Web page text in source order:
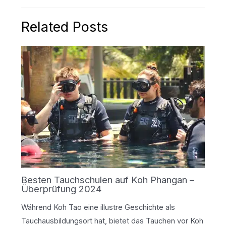
Related Posts
Besten Tauchschulen auf Koh Phangan –
Überprüfung 2024
Während Koh Tao eine illustre Geschichte als
Tauchausbildungsort hat, bietet das Tauchen vor Koh